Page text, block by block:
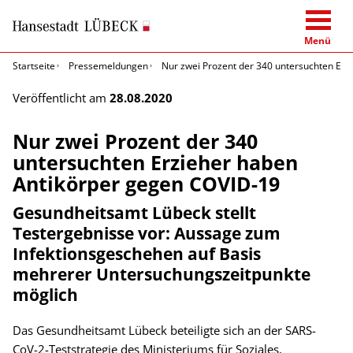
Menü
Startseite
Pressemeldungen Nur zwei Prozent der 340 untersuchten
Veröffentlicht am 28.08.2020
Nur zwei Prozent der 340
untersuchten Erzieher haben
Antikörper gegen COVID-19
Gesundheitsamt Lübeck stellt
Testergebnisse vor: Aussage zum
Infektionsgeschehen auf Basis
mehrerer Untersuchungszeitpunkte
möglich
Das Gesundheitsamt Lübeck beteiligte sich an der SARS-
CoV-2-Teststrategie des Ministeriums für Soziales,